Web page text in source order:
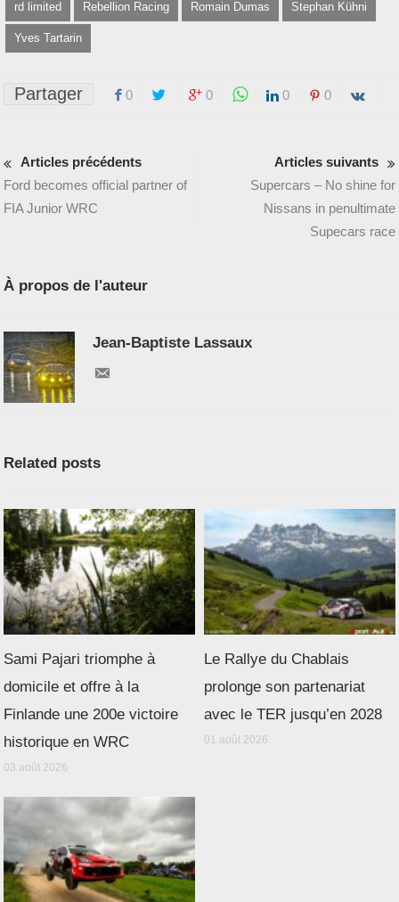
rd limited Rebellion Racing Romain Dumas Stephan Kühni
Yves Tartarin
Partager 0 0 0 0
Articles précédents
Ford becomes official partner of
FIA Junior WRC
Articles suivants
Supercars – No shine for
Nissans in penultimate
Supecars race
À propos de l'auteur
Jean-Baptiste Lassaux
Related posts
Sami Pajari triomphe à
domicile et offre à la
Finlande une 200e victoire
historique en WRC
03 août 2026
Le Rallye du Chablais
prolonge son partenariat
avec le TER jusqu’en 2028
01 août 2026